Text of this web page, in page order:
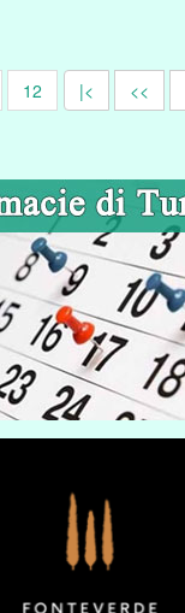
|< <<
12